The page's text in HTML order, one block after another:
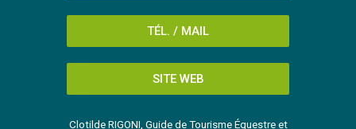
TÉL. / MAIL
SITE WEB
Clotilde RIGONI, Guide de Tourisme Équestre et